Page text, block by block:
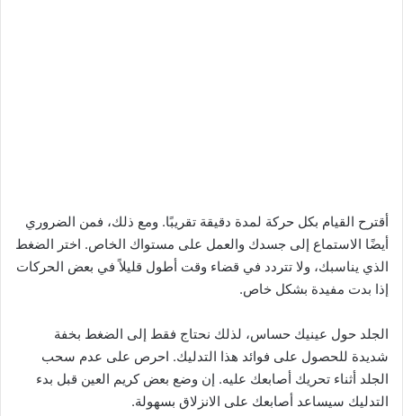
أقترح القيام بكل حركة لمدة دقيقة تقريبًا. ومع ذلك، فمن الضروري
أيضًا الاستماع إلى جسدك والعمل على مستواك الخاص. اختر الضغط
الذي يناسبك، ولا تتردد في قضاء وقت أطول قليلاً في بعض الحركات
إذا بدت مفيدة بشكل خاص.
الجلد حول عينيك حساس، لذلك نحتاج فقط إلى الضغط بخفة
شديدة للحصول على فوائد هذا التدليك. احرص على عدم سحب
الجلد أثناء تحريك أصابعك عليه. إن وضع بعض كريم العين قبل بدء
التدليك سيساعد أصابعك على الانزلاق بسهولة.